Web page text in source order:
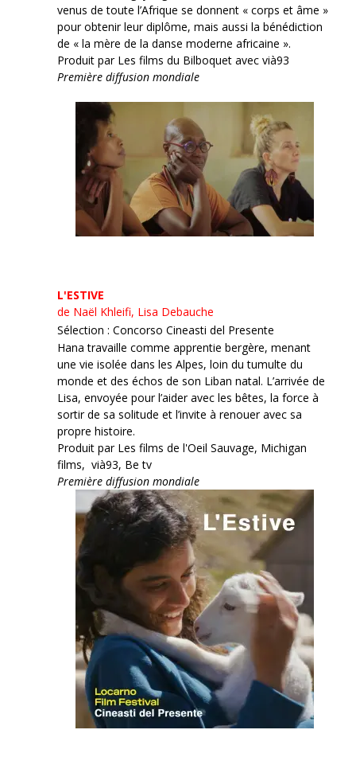
venus de toute l’Afrique se donnent « corps et âme »
pour obtenir leur diplôme, mais aussi la bénédiction
de « la mère de la danse moderne africaine ».
Produit par Les films du Bilboquet avec vià93
Première diffusion mondiale
L'ESTIVE
de Naël Khleifi, Lisa Debauche
Sélection : Concorso Cineasti del Presente
Hana travaille comme apprentie bergère, menant
une vie isolée dans les Alpes, loin du tumulte du
monde et des échos de son Liban natal. L’arrivée de
Lisa, envoyée pour l’aider avec les bêtes, la force à
sortir de sa solitude et l’invite à renouer avec sa
propre histoire.
Produit par Les films de l'Oeil Sauvage, Michigan
films, vià93, Be tv
Première diffusion mondiale